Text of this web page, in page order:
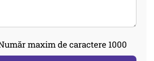
maxim de caractere 1000